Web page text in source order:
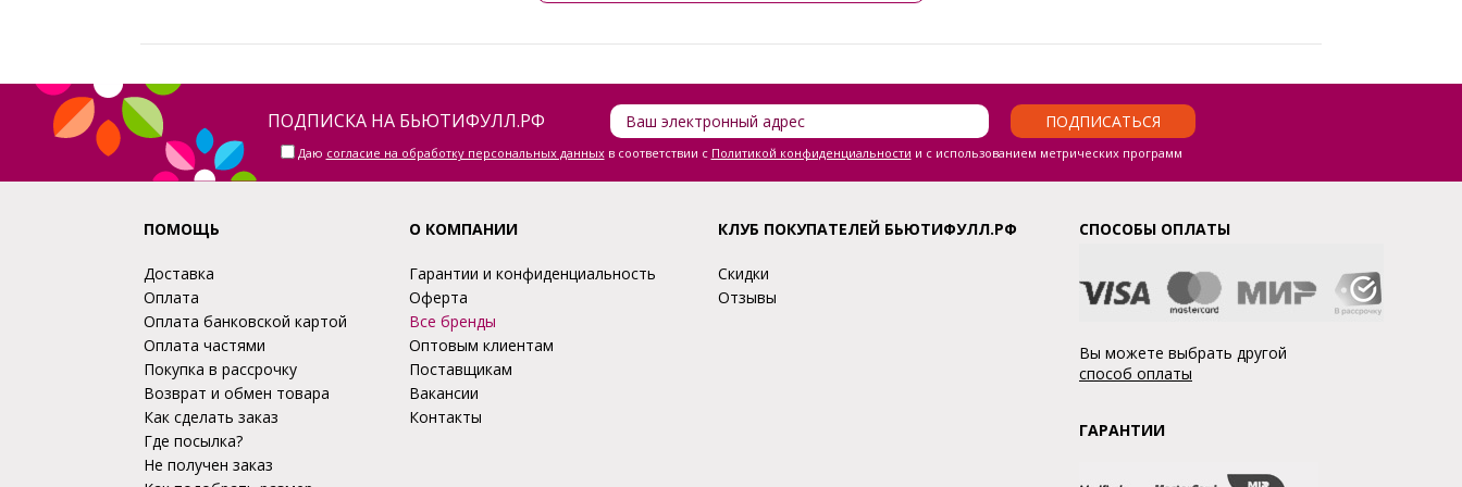
ПОДПИСКА НА БЬЮТИФУЛЛ.РФ ПОДПИСАТЬСЯ
Даю согласие на обработку персональных данныхв соответствии с Политикой конфиденциальности и с использованием метрических программ
ПОМОЩЬ
Доставка
Оплата
Оплата банковской картой
Оплата частями
Покупка в рассрочку
Возврат и обмен товара
Как сделать заказ
Где посылка?
Не получен заказ
О КОМПАНИИ
Гарантии и конфиденциальность
Оферта
Все бренды
Оптовым клиентам
Поставщикам
Вакансии
Контакты
КЛУБ ПОКУПАТЕЛЕЙ БЬЮТИФУЛЛ.РФ
Скидки
Отзывы
СПОСОБЫ ОПЛАТЫ
Вы можете выбрать другой
способ оплаты
ГАРАНТИИ